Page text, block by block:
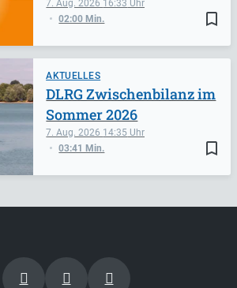
bookmark_border
7. Aug. 2026 16:33
02:00 Min.
AKTUELLES
bookmark_border
7. Aug. 2026 14:35
03:41 Min.
DLRG Zwischenbilanz im
Sommer 2026